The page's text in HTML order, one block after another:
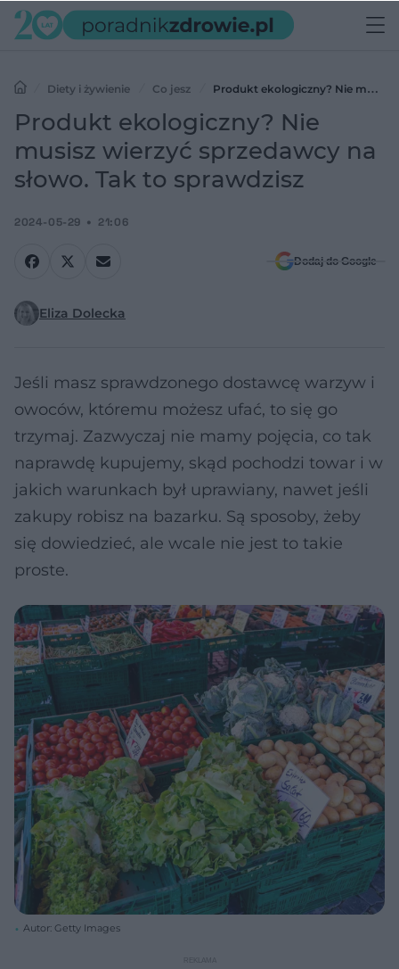
Diety i żywienie Co jesz
Produkt ekologiczny? Nie musisz
wierzyć sprzedawcy na słowo. Tak to sprawdzisz
Produkt ekologiczny? Nie
musisz wierzyć sprzedawcy na
słowo. Tak to sprawdzisz
2024-05-29 21:06
Dodaj do Google
Eliza Dolecka
Jeśli masz sprawdzonego dostawcę warzyw i
owoców, któremu możesz ufać, to się go
trzymaj. Zazwyczaj nie mamy pojęcia, co tak
naprawdę kupujemy, skąd pochodzi towar i w
jakich warunkach był uprawiany, nawet jeśli
zakupy robisz na bazarku. Są sposoby, żeby
się dowiedzieć, ale wcale nie jest to takie
proste.
Autor: Getty Images